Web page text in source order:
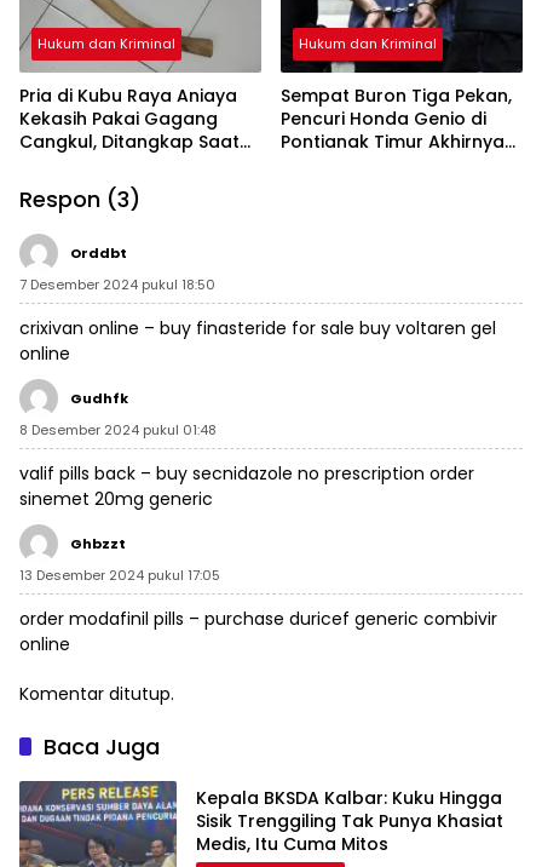
Hukum dan Kriminal
Pria di Kubu Raya Aniaya
Kekasih Pakai Gagang
Cangkul, Ditangkap Saat
Hukum dan Kriminal
Sempat Buron Tiga Pekan,
Pencuri Honda Genio di
Pontianak Timur Akhirnya
Respon (3)
Orddbt
7 Desember 2024 pukul 18:50
crixivan online – buy finasteride for sale buy voltaren gel
online
Gudhfk
8 Desember 2024 pukul 01:48
valif pills back – buy secnidazole no prescription order
sinemet 20mg generic
Ghbzzt
13 Desember 2024 pukul 17:05
order modafinil pills – purchase duricef generic combivir
online
Komentar ditutup.
Baca Juga
Kepala BKSDA Kalbar: Kuku Hingga
Sisik Trenggiling Tak Punya Khasiat
Medis, Itu Cuma Mitos